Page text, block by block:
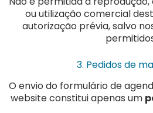
ou utilização comercial
autorização prévia, salvo
3. Pedidos de
O envio do formulário de
website constitui apenas um